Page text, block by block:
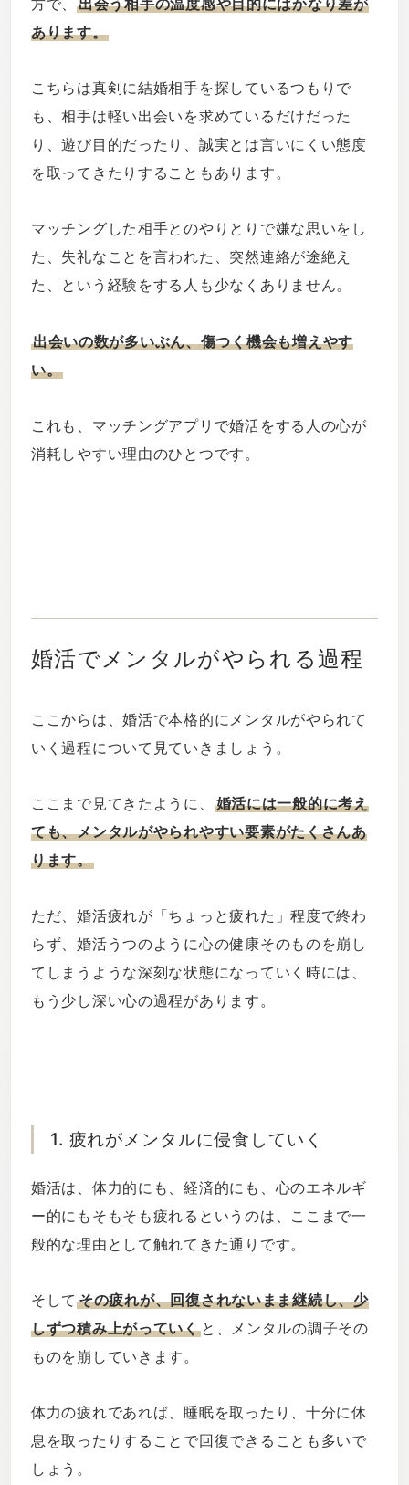
方で、出会う相手の温度感や目的にはかなり差が
あります。
こちらは真剣に結婚相手を探しているつもりで
も、相手は軽い出会いを求めているだけだった
り、遊び目的だったり、誠実とは言いにくい態度
を取ってきたりすることもあります。
マッチングした相手とのやりとりで嫌な思いをし
た、失礼なことを言われた、突然連絡が途絶え
た、という経験をする人も少なくありません。
出会いの数が多いぶん、傷つく機会も増えやす
い。
これも、マッチングアプリで婚活をする人の心が
消耗しやすい理由のひとつです。
婚活でメンタルがやられる過程
ここからは、婚活で本格的にメンタルがやられて
いく過程について見ていきましょう。
ここまで見てきたように、 婚活には一般的に考え
ても、メンタルがやられやすい要素がたくさんあ
ります。
ただ、婚活疲れが「ちょっと疲れた」程度で終わ
らず、婚活うつのように心の健康そのものを崩し
てしまうような深刻な状態になっていく時には、
もう少し深い心の過程があります。
1. 疲れがメンタルに侵食していく
婚活は、体力的にも、経済的にも、心のエネルギ
ー的にもそもそも疲れるというのは、ここまで一
般的な理由として触れてきた通りです。
そしてその疲れが、回復されないまま継続し、少
しずつ積み上がっていくと、メンタルの調子その
ものを崩していきます。
体力の疲れであれば、睡眠を取ったり、十分に休
息を取ったりすることで回復できることも多いで
しょう。